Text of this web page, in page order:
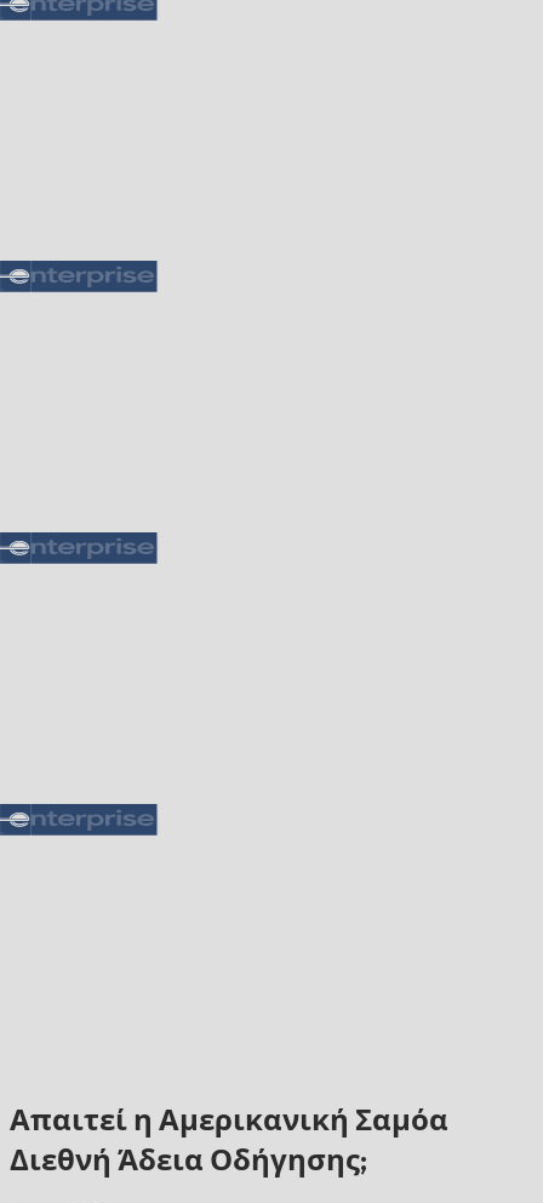
Απαιτεί η Αμερικανική Σαμόα
Διεθνή Άδεια Οδήγησης;